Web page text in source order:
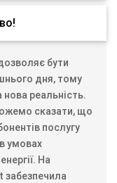
бути
дня, тому
реальність.
сказати, що
послугу
умовах
На
забезпечила